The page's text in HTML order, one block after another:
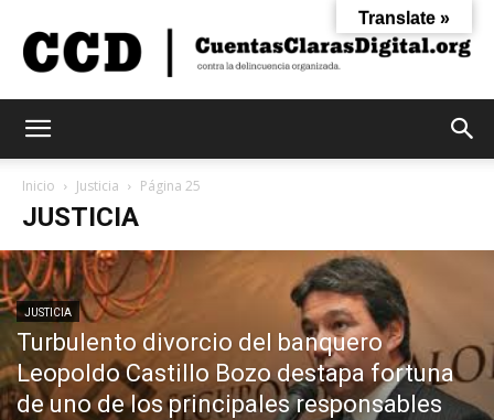
Claras
Digital
Inicio Justicia Página 25
JUSTICIA
JUSTICIA
Turbulento divorcio del banquero
Leopoldo Castillo Bozo destapa fortuna
de uno de los principales responsables
Translate »